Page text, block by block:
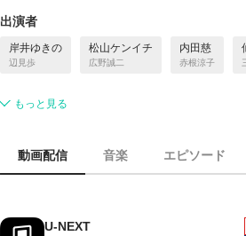
出演者
岸井ゆきの
辺見歩
松山ケンイチ
広野誠二
内田慈
赤根涼子
もっと見る
動画配信 音楽 エピソード
U-NEXT